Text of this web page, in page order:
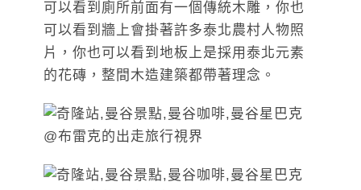
可以看到廁所前面有一個傳統木雕，你也
可以看到牆上會掛著許多泰北農村人物照
片，你也可以看到地板上是採用泰北元素
的花磚，整間木造建築都帶著理念。